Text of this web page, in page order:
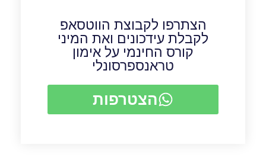
הצתרפו לקבוצת הווטסאפ
לקבלת עידכונים ואת המיני
קורס החינמי על אימון
טראנספרסונלי
הצטרפות